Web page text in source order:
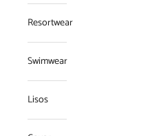
Resortwear
Swimwear
Lisos